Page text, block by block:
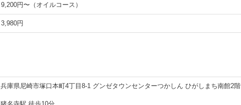
9,200円〜（オイルコース）
3,980円
兵庫県尼崎市塚口本町4丁目8-1 グンゼタウンセンターつかしん ひがしまち南館2階